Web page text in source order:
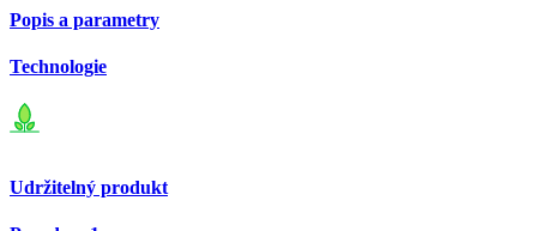
Popis a parametry
Technologie
Udržitelný produkt